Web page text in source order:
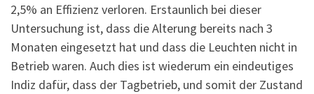
2,5% an Effizienz verloren. Erstaunlich bei dieser
Untersuchung ist, dass die Alterung bereits nach 3
Monaten eingesetzt hat und dass die Leuchten nicht in
Betrieb waren. Auch dies ist wiederum ein eindeutiges
Indiz dafür, dass der Tagbetrieb, und somit der Zustand